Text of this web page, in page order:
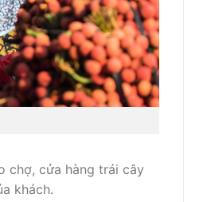
chợ, cửa hàng trái cây
khách.